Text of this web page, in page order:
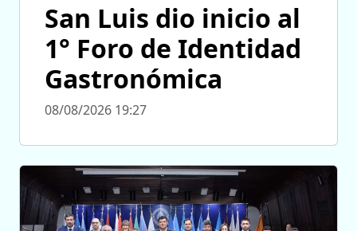
San Luis dio inicio al
1° Foro de Identidad
Gastronómica
08/08/2026 19:27